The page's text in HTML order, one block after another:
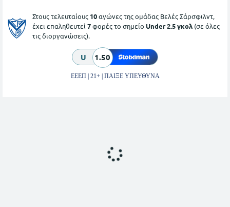
Στους τελευταίους 10αγώνες της ομάδας Βελές Σάρσφιλντ,
έχει επαληθευτεί 7φορές το σημείο Under 2.5 γκολ (σε όλες
τις διοργανώσεις).
U 1.50
ΕΕΕΠ | 21+ | ΠΑΙΞΕ ΥΠΕΥΘΥΝΑ